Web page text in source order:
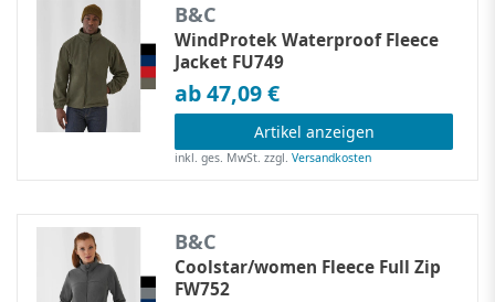
B&C
WindProtek Waterproof Fleece
Jacket FU749
ab 47,09 €
Artikel anzeigen
inkl. ges. MwSt. zzgl.Versandkosten
B&C
Coolstar/women Fleece Full Zip
FW752